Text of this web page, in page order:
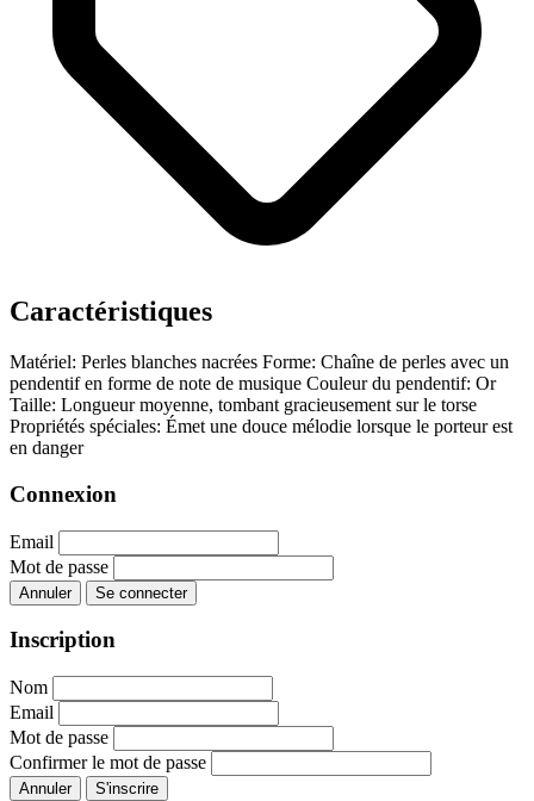
Caractéristiques
Matériel: Perles blanches nacrées Forme: Chaîne de perles avec un
pendentif en forme de note de musique Couleur du pendentif: Or
Taille: Longueur moyenne, tombant gracieusement sur le torse
Propriétés spéciales: Émet une douce mélodie lorsque le porteur est
en danger
Connexion
Email
Mot de passe
Annuler Se connecter
Inscription
Nom
Email
Mot de passe
Confirmer le mot de passe
Annuler S'inscrire